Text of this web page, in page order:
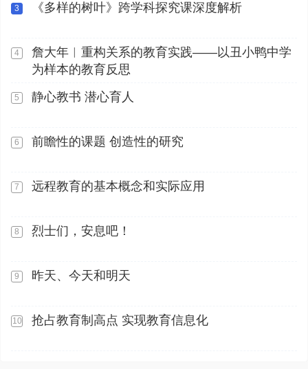
3 《多样的树叶》跨学科探究课深度解析
4
詹大年︱重构关系的教育实践——以丑小鸭中学
为样本的教育反思
5 静心教书 潜心育人
6 前瞻性的课题 创造性的研究
7 远程教育的基本概念和实际应用
8 烈士们，安息吧！
9 昨天、今天和明天
10 抢占教育制高点 实现教育信息化